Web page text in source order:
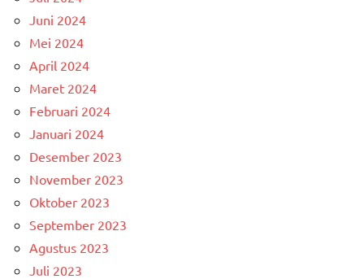
Juni 2024
Mei 2024
April 2024
Maret 2024
Februari 2024
Januari 2024
Desember 2023
November 2023
Oktober 2023
September 2023
Agustus 2023
Juli 2023